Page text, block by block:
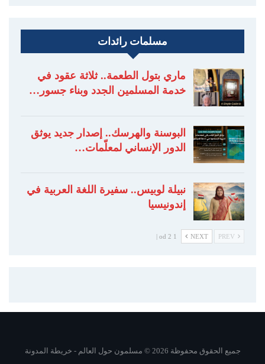
مسلمات رائدات
ماري بتول الطعمة.. ثلاثة عقود في
خدمة المسلمين الجدد وبناء جسور…
البوسنة والهرسك.. إصدار جديد يوثق
الدور الإنساني لمعلّمات…
نبيلة لوبيس.. سفيرة اللغة العربية في
إندونيسيا
NEXT
1 od 2 |
جميع الحقوق محفوظة 2026 © مسلمون حول العالم - خريطة المدونة